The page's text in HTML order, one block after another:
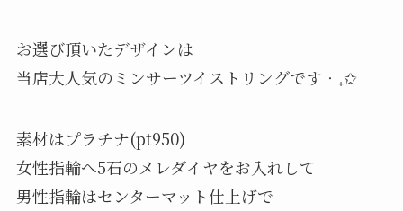
お選び頂いたデザインは
当店大人気のミンサーツイストリングです‧₊✩
素材はプラチナ(pt950)
女性指輪へ5石のメレダイヤをお入れして
男性指輪はセンターマット仕上げで